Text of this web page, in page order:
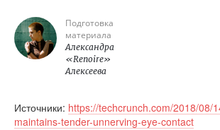
Подготовка
материала
Александра
«Renoire»
Алексеева
Источники: https://techcrunch.com/2018/08/
maintains-tender-unnerving-eye-contact